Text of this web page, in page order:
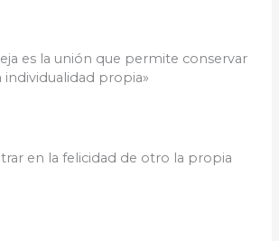
es la unión que permite conservar
individualidad propia»
en la felicidad de otro la propia